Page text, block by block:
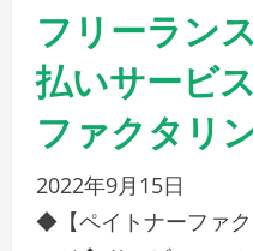
フリーラン
払いサービ
ファクタリ
2022年9月15日
◆【ペイトナーファ